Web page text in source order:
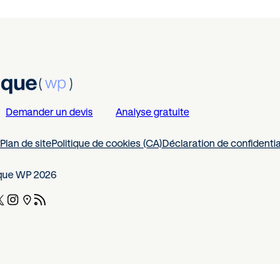
Demander un devis Analyse gratuite
Plan de sitePolitique de cookies (CA)Déclaration de
WP 2026